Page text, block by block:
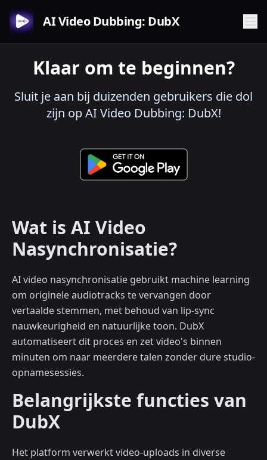
AI Video Dubbing: DubX
Klaar om te beginnen?
Sluit je aan bij duizenden gebruikers die dol
zijn op AI Video Dubbing: DubX!
Wat is AI Video
Nasynchronisatie?
AI video nasynchronisatie gebruikt machine learning
om originele audiotracks te vervangen door
vertaalde stemmen, met behoud van lip-sync
nauwkeurigheid en natuurlijke toon. DubX
automatiseert dit proces en zet video's binnen
minuten om naar meerdere talen zonder dure studio-
opnamesessies.
Belangrijkste functies van
DubX
Het platform verwerkt video-uploads in diverse